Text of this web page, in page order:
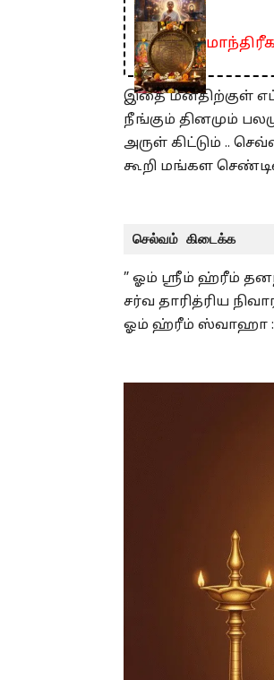
இதை மனதிற்குள்
நீங்கும் தினமும்
அருள் கிட்டும் ..
கூறி மங்கள
செல்வம் கிடைக்க
” ஓம் ஸ்ரீம் ஹ்ரீம்
சர்வ தாரித்ரிய
ஓம் ஹ்ரீம் ஸ்வாஹா : ‘